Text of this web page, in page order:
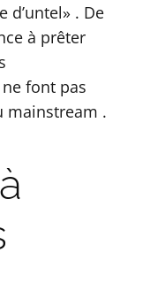
d’untel» . De
à prêter
font pas
mainstream .